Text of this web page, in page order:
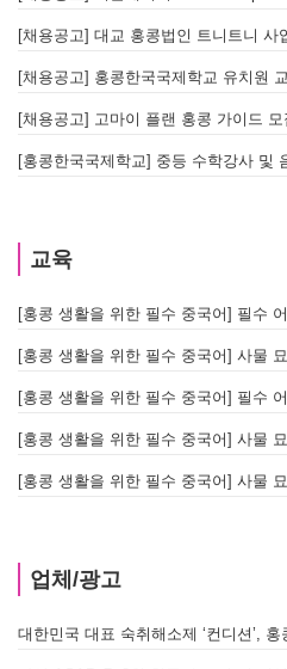
[채용공고] 홍콩한국국제학교 유치원
[채용공고] 고마이 플랜 홍콩 가이드
[홍콩한국국제학교] 중등 수학강사 및
교육
[홍콩 생활을 위한 필수 중국어] 필수
[홍콩 생활을 위한 필수 중국어] 사물
[홍콩 생활을 위한 필수 중국어] 필수
[홍콩 생활을 위한 필수 중국어] 사물
[홍콩 생활을 위한 필수 중국어] 사물
업체/광고